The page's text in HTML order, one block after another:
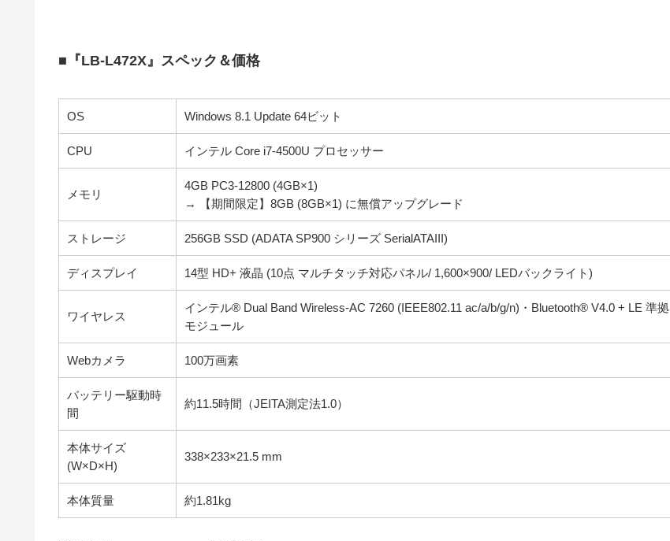
■『LB-L472X』スペック＆価格
OS Windows 8.1 Update 64ビット
CPU インテル Core i7-4500U プロセッサー
メモリ
4GB PC3-12800 (4GB×1)
→ 【期間限定】8GB (8GB×1) に無償アップグレード
ストレージ 256GB SSD (ADATA SP900 シリーズ SerialATAIII)
ディスプレイ 14型 HD+ 液晶 (10点 マルチタッチ対応パネル/ 1,600×900/ LEDバックライト)
ワイヤレス
インテル® Dual Band Wireless-AC 7260 (IEEE802.11 ac/a/b/g/n)・Bluetooth® V4.0 + LE 準拠
モジュール
Webカメラ 100万画素
バッテリー駆動時
間
約11.5時間（JEITA測定法1.0）
本体サイズ
(W×D×H)
338×233×21.5 mm
本体質量 約1.81kg